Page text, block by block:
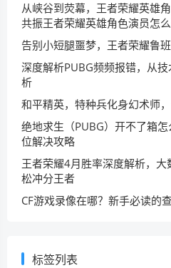
从峡谷到荧幕，王者荣耀英雄
共振王者荣耀英雄角色演员怎
告别小短腿噩梦，王者荣耀鲁
深度解析PUBG频频报错，从
析
和平精英，特种兵化身幻术师
绝地求生（PUBG）开不了箱
位解决攻略
王者荣耀4月胜率深度解析，
松冲分王者
CF游戏录像在哪？新手必读的
标签列表